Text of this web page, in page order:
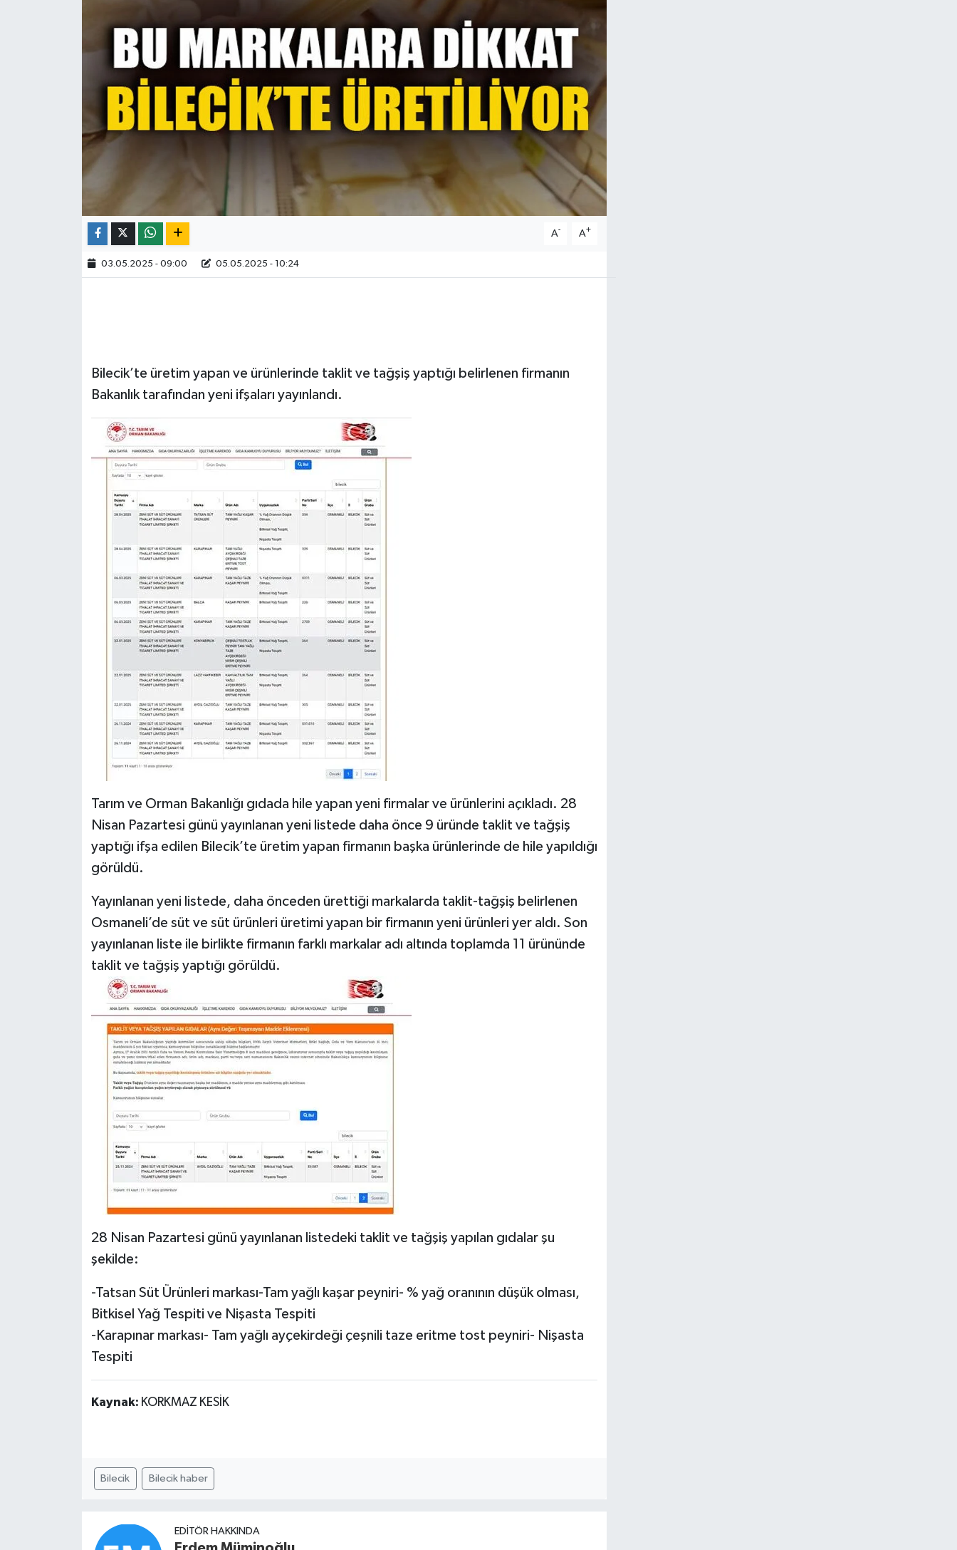
A- A+
03.05.2025 - 09:00 05.05.2025 - 10:24
Bilecik’te üretim yapan ve ürünlerinde taklit ve tağşiş yaptığı belirlenen firmanın
Bakanlık tarafından yeni ifşaları yayınlandı.
Tarım ve Orman Bakanlığı gıdada hile yapan yeni firmalar ve ürünlerini açıkladı. 28
Nisan Pazartesi günü yayınlanan yeni listede daha önce 9 üründe taklit ve tağşiş
yaptığı ifşa edilen Bilecik’te üretim yapan firmanın başka ürünlerinde de hile yapıldığı
görüldü.
Yayınlanan yeni listede, daha önceden ürettiği markalarda taklit-tağşiş belirlenen
Osmaneli’de süt ve süt ürünleri üretimi yapan bir firmanın yeni ürünleri yer aldı. Son
yayınlanan liste ile birlikte firmanın farklı markalar adı altında toplamda 11 ürününde
taklit ve tağşiş yaptığı görüldü.
28 Nisan Pazartesi günü yayınlanan listedeki taklit ve tağşiş yapılan gıdalar şu
şekilde:
-Tatsan Süt Ürünleri markası-Tam yağlı kaşar peyniri- % yağ oranının düşük olması,
Bitkisel Yağ Tespiti ve Nişasta Tespiti
-Karapınar markası- Tam yağlı ayçekirdeği çeşnili taze eritme tost peyniri- Nişasta
Tespiti
Kaynak: KORKMAZ KESİK
Bilecik Bilecik haber
EDITÖR HAKKINDA